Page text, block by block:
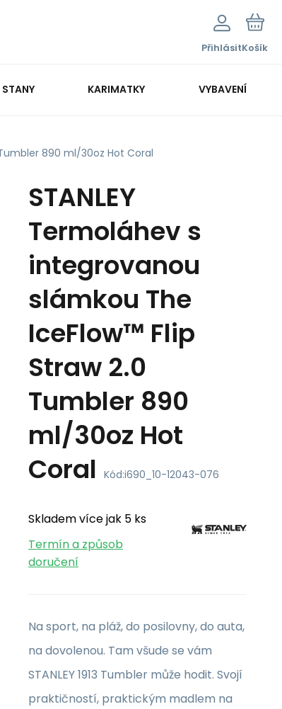
PřihlásitKošík
STANY KARIMATKY VYBAVENÍ
890 ml/30oz Hot Coral
STANLEY
Termoláhev s
integrovanou
slámkou The
IceFlow™ Flip
Straw 2.0
Tumbler 890
ml/30oz Hot
Coral Kód:i690_10-12043-076
Skladem více jak 5 ks
Termín a způsob
doručení
Na sport, na pláž, do posilovny, do auta,
na dovolenou. Tam všude se vám
STANLEY 1913 Tumbler může hodit. Svojí
praktičností, praktickým madlem na